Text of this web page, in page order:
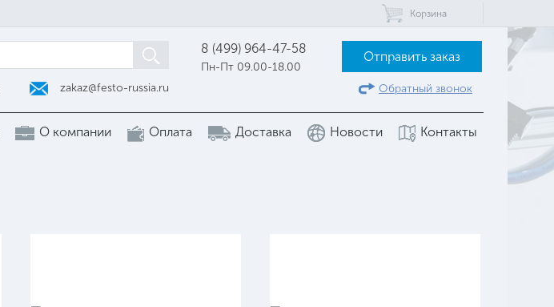
Корзина
zakaz@festo-russia.ru
8 (499) 964-47-58
Пн-Пт 09.00-18.00
Отправить заказ
Обратный звонок
О компании Оплата Доставка Новости Контакты